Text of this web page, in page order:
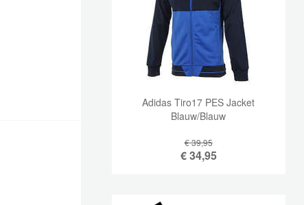
Adidas Tiro17 PES Jacket
Blauw/Blauw
€ 39,95
€34,95